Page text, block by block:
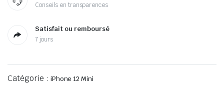
Conseils en transparences
Satisfait ou remboursé
7 jours
Catégorie : iPhone 12 Mini